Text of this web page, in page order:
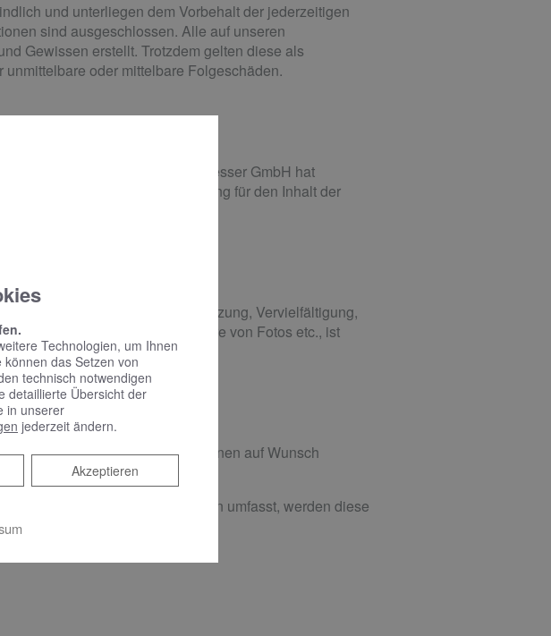
und unterliegen dem Vorbehalt der jederzeitigen
sind ausgeschlossen. Alle auf unseren
Gewissen erstellt. Trotzdem gelten diese als
oder mittelbare Folgeschäden.
Inhalte. Der Anbieter Roland Jesser GmbH hat
daher keinerlei Verantwortung für den Inhalt der
Veränderung, gewerbliche Nutzung, Vervielfältigung,
von Daten, insbesondere von Fotos etc., ist
Geschäftsbedingungen, die Ihnen auf Wunsch
Beispiel Elektro oder Fliesen umfasst, werden diese
Technologien, um Ihnen
das Setzen von
technisch notwendigen
detaillierte Übersicht der
in unserer
jederzeit ändern.
Akzeptieren